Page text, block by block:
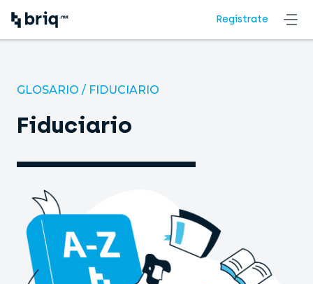
Regístrate
GLOSARIO / FIDUCIARIO
Fiduciario